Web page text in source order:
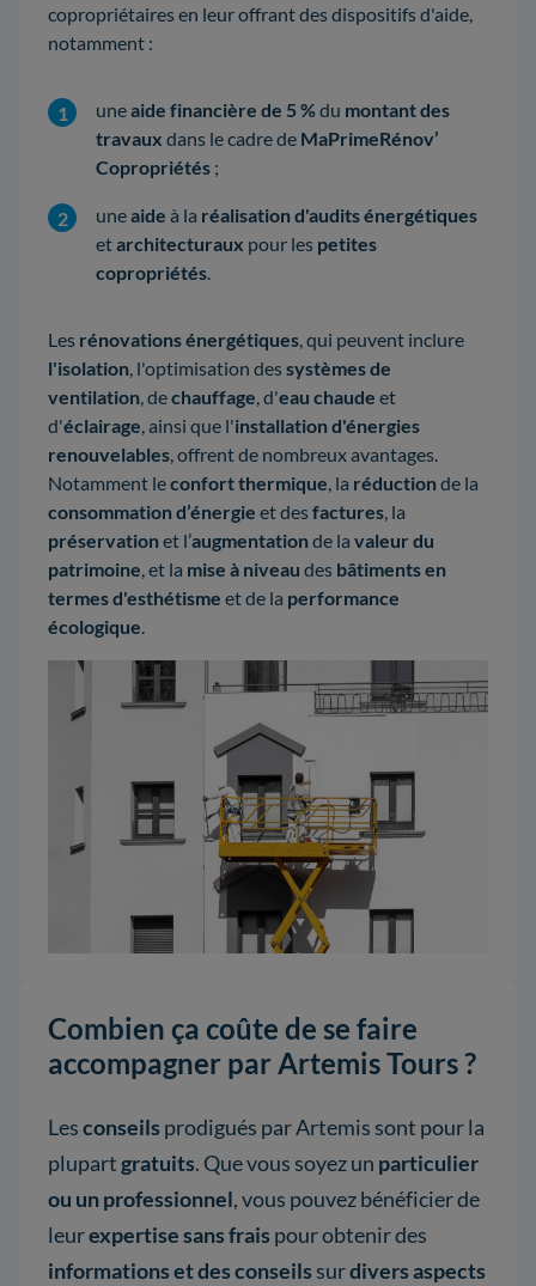
copropriétaires en leur offrant des dispositifs d'aide,
notamment :
uneaide financière de 5 %du montant des
travaux dans le cadre de MaPrimeRénov’
Copropriétés ;
uneaide à la réalisation d'audits énergétiques
etarchitecturaux pour les petites
copropriétés.
Les rénovations énergétiques, qui peuvent inclure
l'isolation, l'optimisation dessystèmes de
ventilation, dechauffage, d'eau chaude et
d'éclairage, ainsi que l'installation d'énergies
renouvelables, offrent de nombreux avantages.
Notamment leconfort thermique, la réductionde la
consommation d’énergie et desfactures, la
préservationet l’augmentationde la valeur du
patrimoine, et la mise à niveau des bâtiments en
termes d'esthétisme et de la performance
écologique.
Combien ça coûte de se faire
accompagner par Artemis Tours ?
Lesconseils prodigués par Artemis sont pour la
plupartgratuits. Que vous soyez un particulier
ou un professionnel, vous pouvez bénéficier de
leurexpertise sans frais pour obtenir des
informations et des conseils surdivers aspects